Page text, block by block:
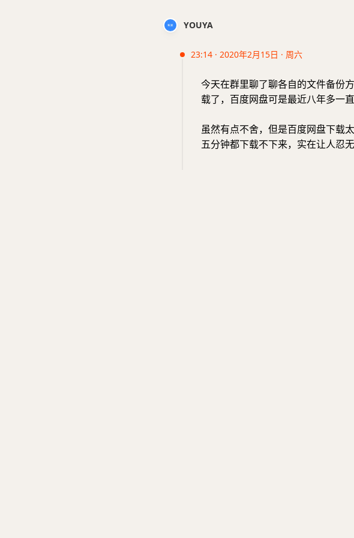
YOUYA
23:14 · 2020年2月15日 · 周六
今天在群里聊了聊各自的文件备份
载了，百度网盘可是最近八年多一
虽然有点不舍，但是百度网盘下载
五分钟都下载不下来，实在让人忍无